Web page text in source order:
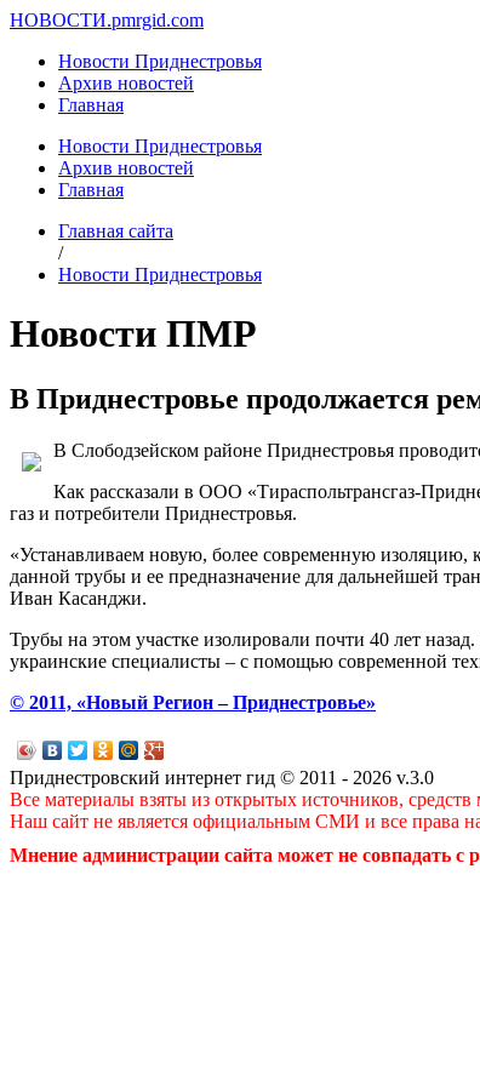
НОВОСТИ.pmrgid.com
Новости Приднестровья
Архив новостей
Главная
Новости Приднестровья
Архив новостей
Главная
Главная сайта
/
Новости Приднестровья
Новости ПМР
В Приднестровье продолжается
В Слободзейском районе Приднестровья
Как рассказали в ООО «Тираспольтрансгаз-
газ и потребители Приднестровья.
«Устанавливаем новую, более современную
данной трубы и ее предназначение для дальнейшей
Иван Касанджи.
Трубы на этом участке изолировали почти 40 лет
украинские специалисты – с помощью современной
© 2011, «Новый Регион – Приднестровье»
Приднестровский интернет гид © 2011 - 2026 v.3.0
Все материалы взяты из открытых источников,
Наш сайт не является официальным СМИ и все права
Мнение администрации сайта может не совпадать с